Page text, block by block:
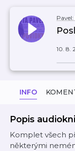
10. 8.
INFO
Popis
Komplet všech
některými